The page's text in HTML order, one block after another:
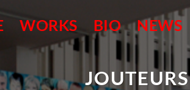
WORKS BIO NEWS
JOUTEURS